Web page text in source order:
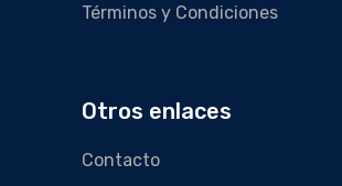
Términos y Condiciones
Otros enlaces
Contacto